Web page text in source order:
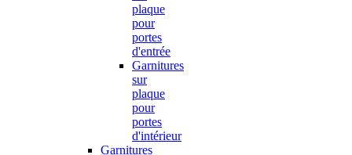
plaque
pour
portes
d'entrée
Garnitures
sur
plaque
pour
portes
d'intérieur
Garnitures